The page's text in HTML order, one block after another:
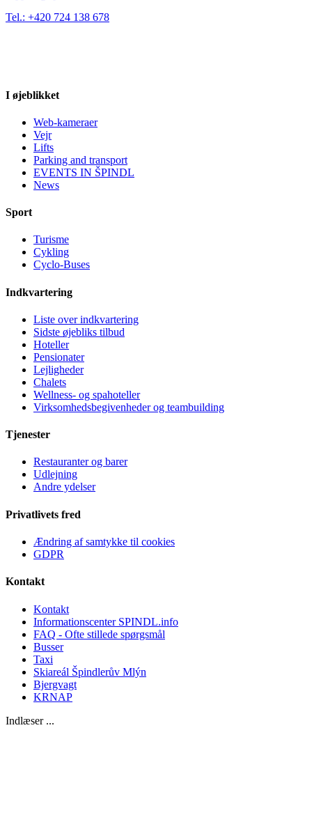
Tel.: +420 724 138 678
I øjeblikket
Web-kameraer
Vejr
Lifts
Parking and transport
EVENTS IN ŠPINDL
News
Sport
Turisme
Cykling
Cyclo-Buses
Indkvartering
Liste over indkvartering
Sidste øjebliks tilbud
Hoteller
Pensionater
Lejligheder
Chalets
Wellness- og spahoteller
Virksomhedsbegivenheder og teambuilding
Tjenester
Restauranter og barer
Udlejning
Andre ydelser
Privatlivets fred
Ændring af samtykke til cookies
GDPR
Kontakt
Kontakt
Informationscenter SPINDL.info
FAQ - Ofte stillede spørgsmål
Busser
Taxi
Skiareál Špindlerův Mlýn
Bjergvagt
KRNAP
Indlæser ...